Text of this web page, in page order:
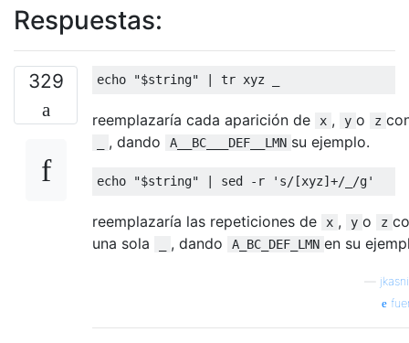
Respuestas:
329 echo "$string" | tr xyz _
reemplazaría cada aparición de x , y o z
, dando A__BC___DEF__LMN su ejemplo.
echo "$string" | sed - r 's/[xyz]+/_/g'
reemplazaría las repeticiones de x , y o z
una sola
, dando A_BC_DEF_LMN en su